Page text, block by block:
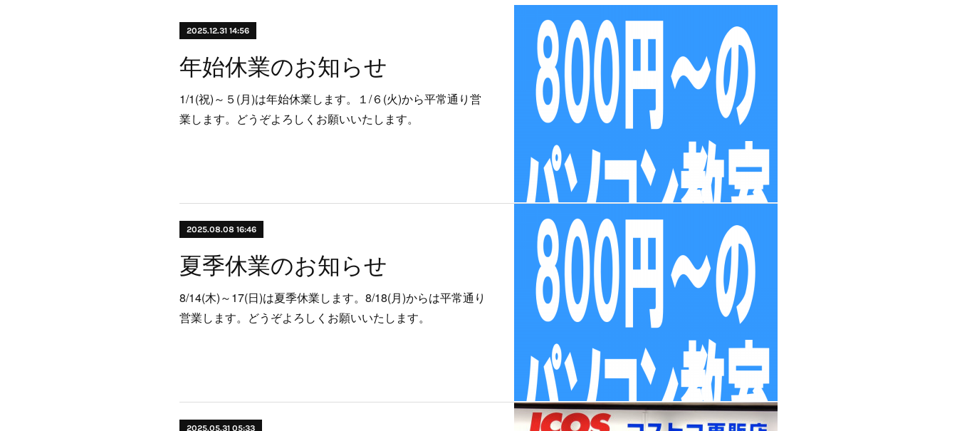
2025.12.31 14:56
年始休業のお知らせ
1/1(祝)～５(月)は年始休業します。１/６(火)から平常通り営
業します。どうぞよろしくお願いいたします。
2025.08.08 16:46
夏季休業のお知らせ
8/14(木)～17(日)は夏季休業します。8/18(月)からは平常通り
営業します。どうぞよろしくお願いいたします。
2025.05.31 05:33